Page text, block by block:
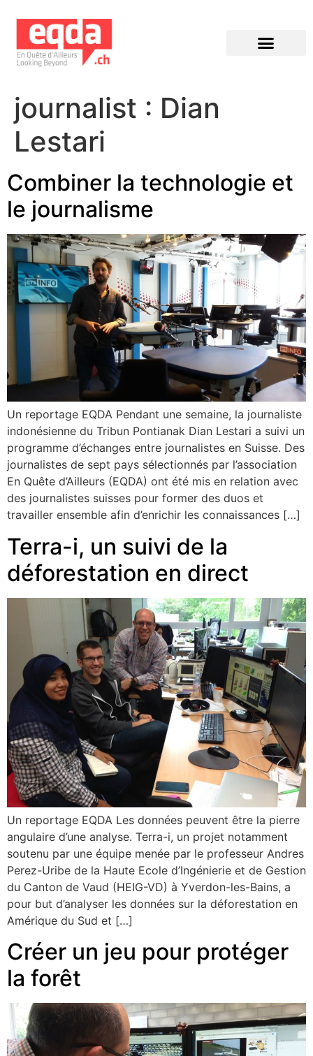
journalist : Dian
Lestari
Combiner la technologie et
le journalisme
Un reportage EQDA Pendant une semaine, la journaliste
indonésienne du Tribun Pontianak Dian Lestari a suivi un
programme d’échanges entre journalistes en Suisse. Des
journalistes de sept pays sélectionnés par l’association
En Quête d’Ailleurs (EQDA) ont été mis en relation avec
des journalistes suisses pour former des duos et
travailler ensemble afin d’enrichir les connaissances […]
Terra-i, un suivi de la
déforestation en direct
Un reportage EQDA Les données peuvent être la pierre
angulaire d’une analyse. Terra-i, un projet notamment
soutenu par une équipe menée par le professeur Andres
Perez-Uribe de la Haute Ecole d’Ingénierie et de Gestion
du Canton de Vaud (HEIG-VD) à Yverdon-les-Bains, a
pour but d’analyser les données sur la déforestation en
Amérique du Sud et […]
Créer un jeu pour protéger
la forêt